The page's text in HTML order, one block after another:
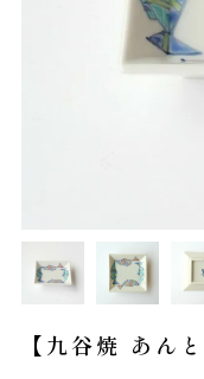
【九谷焼 あん